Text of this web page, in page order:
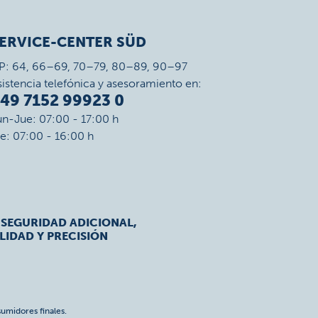
CENTER SÜD
64, 66–69, 70–79, 80–89, 90–97
telefónica y asesoramiento en:
7152 99923 0
Jue: 07:00 - 17:00 h
07:00 - 16:00 h
ADICIONAL,
Y PRECISIÓN
finales.